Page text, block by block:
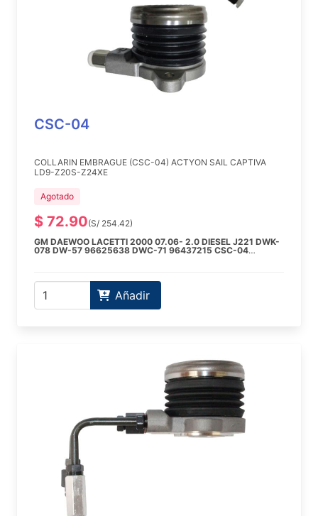
CSC-04
COLLARIN EMBRAGUE (CSC-04) ACTYON SAIL CAPTIVA
LD9-Z20S-Z24XE
Agotado
$ 72.90(S/ 254.42)
GM DAEWOO LACETTI 2000 07.06- 2.0 DIESEL J221 DWK-
078 DW-57 96625638 DWC-71 96437215 CSC-04
Añadir